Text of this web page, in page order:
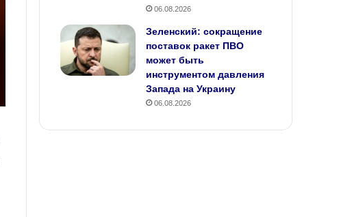
06.08.2026
Зеленский: сокращение
поставок ракет ПВО
может быть
инструментом давления
Запада на Украину
06.08.2026